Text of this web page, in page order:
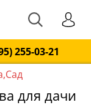
255-03-21
для дачи